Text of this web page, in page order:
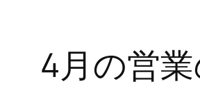
4月の営